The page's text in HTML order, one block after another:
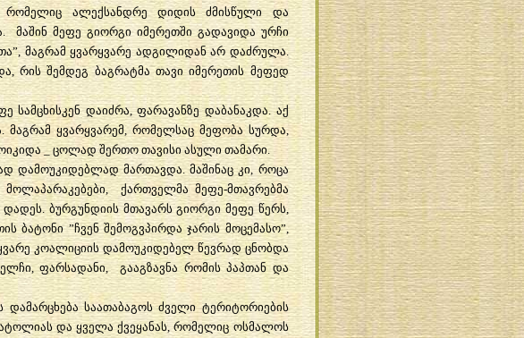
რომელიც ალექსანდრე დიდის ძმისწული
და
.მაშინ მეფე გიორგი იმერეთში გადავიდა ურჩი
”, მაგრამ ყვარყვარე ადგილიდან არ დაძრულა.
, რის შემდეგ ბაგრატმა თავი იმერეთის მეფედ
სამცხისკენ დაიძრა,ფარავანზე დაბანაკდა .აქ
.მაგრამ ყვარყვარემ, რომელსაც მეფობა სურდა,
_ცოლად შერთო თავისი ასული თამარი.
დამოუკიდებლად მართავდა .მაშინაც კი, როცა
მოლაპარაკებები, ქართველმა მეფე-მთავრებმა
დადეს. ბურგუნდიის მთავარს გიორგი მეფე წერს,
ბატონი”ჩვენ შემოგვპირდა ჯარის მოცემასო”,
კოალიციის დამოუკიდებელ წევრად ცნობდა
ელჩი,ფარსადანი ,გააგზავნა რომის პაპთან და
დამარცხება საათაბაგოს ძველი ტერიტორიების
და ყველა ქვეყანას,რომელიც ოსმალოს